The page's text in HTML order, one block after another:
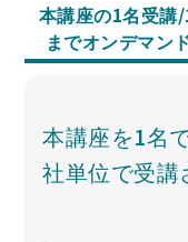
本講座の1名受講
までオンデマン
本講座を1名
社単位で受講